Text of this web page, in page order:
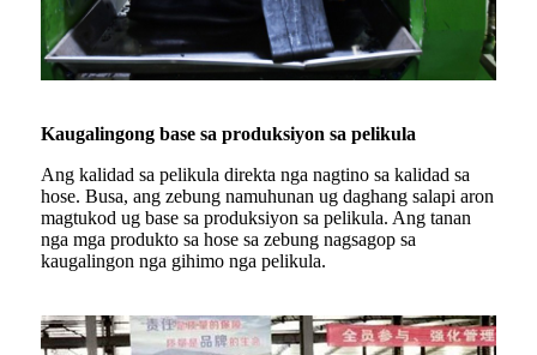
Kaugalingong base sa produksiyon sa pelikula
Ang kalidad sa pelikula direkta nga nagtino sa kalidad sa
hose. Busa, ang zebung namuhunan ug daghang salapi aron
magtukod ug base sa produksiyon sa pelikula. Ang tanan
nga mga produkto sa hose sa zebung nagsagop sa
kaugalingon nga gihimo nga pelikula.